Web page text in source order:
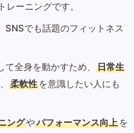
レーニングです。
SNSでも話題のフィットネス
全身を動かすため、
日常生
、 柔軟性 を意識したい人にも
ングやパフォーマンス向上 を